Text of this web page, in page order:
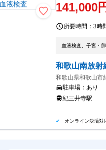
141,000
所要時間：3時
血液検査、子宮・
和歌山南放射
和歌山県和歌山市
駐車場：あり
紀三井寺駅
オンライン決済対